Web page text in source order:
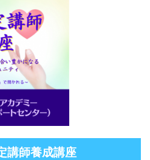
講師養成講座